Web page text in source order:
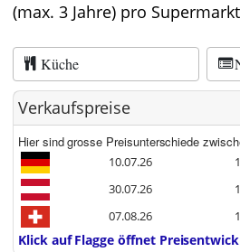
(max. 3 Jahre) pro
Küche
Verkaufspreise
Hier sind grosse Preisunterschiede
10.07.26
30.07.26
07.08.26
Klick auf Flagge öffnet